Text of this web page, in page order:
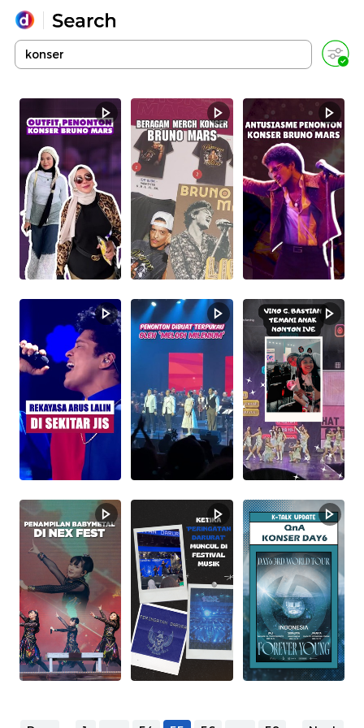
Yang sedang ramai dicari
Loading...
Promoted
Terakhir yang dicari